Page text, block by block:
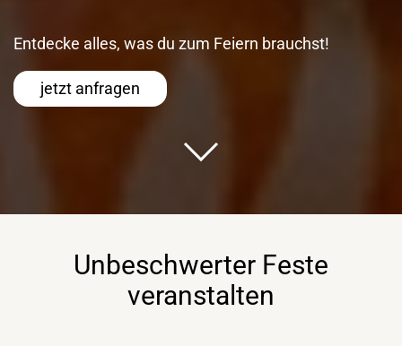
Entdecke alles, was du zum Feiern brauchst!
jetzt anfragen
Unbeschwerter Feste
veranstalten